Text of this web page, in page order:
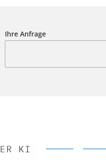
Ihre Anfrage
KI